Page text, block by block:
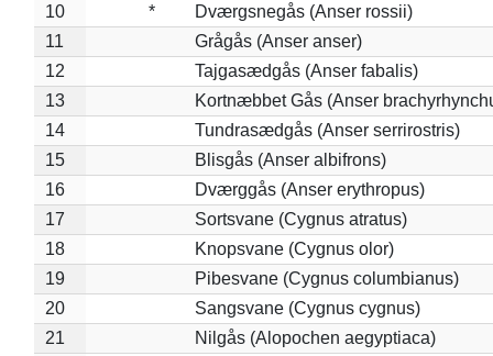
10
*
Dværgsnegås (Anser rossii)
11
Grågås (Anser anser)
12
Tajgasædgås (Anser fabalis)
13
Kortnæbbet Gås (Anser
14
Tundrasædgås (Anser serrirostris)
15
Blisgås (Anser albifrons)
16
Dværggås (Anser erythropus)
17
Sortsvane (Cygnus atratus)
18
Knopsvane (Cygnus olor)
19
Pibesvane (Cygnus columbianus)
20
Sangsvane (Cygnus cygnus)
21
Nilgås (Alopochen aegyptiaca)